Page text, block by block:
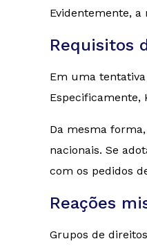
Evidentemente,
Requisitos
Em uma
Especificamente,
Da mesma
nacionais. Se
com os pedidos
Reações
Grupos de